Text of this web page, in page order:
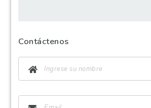
Contáctenos